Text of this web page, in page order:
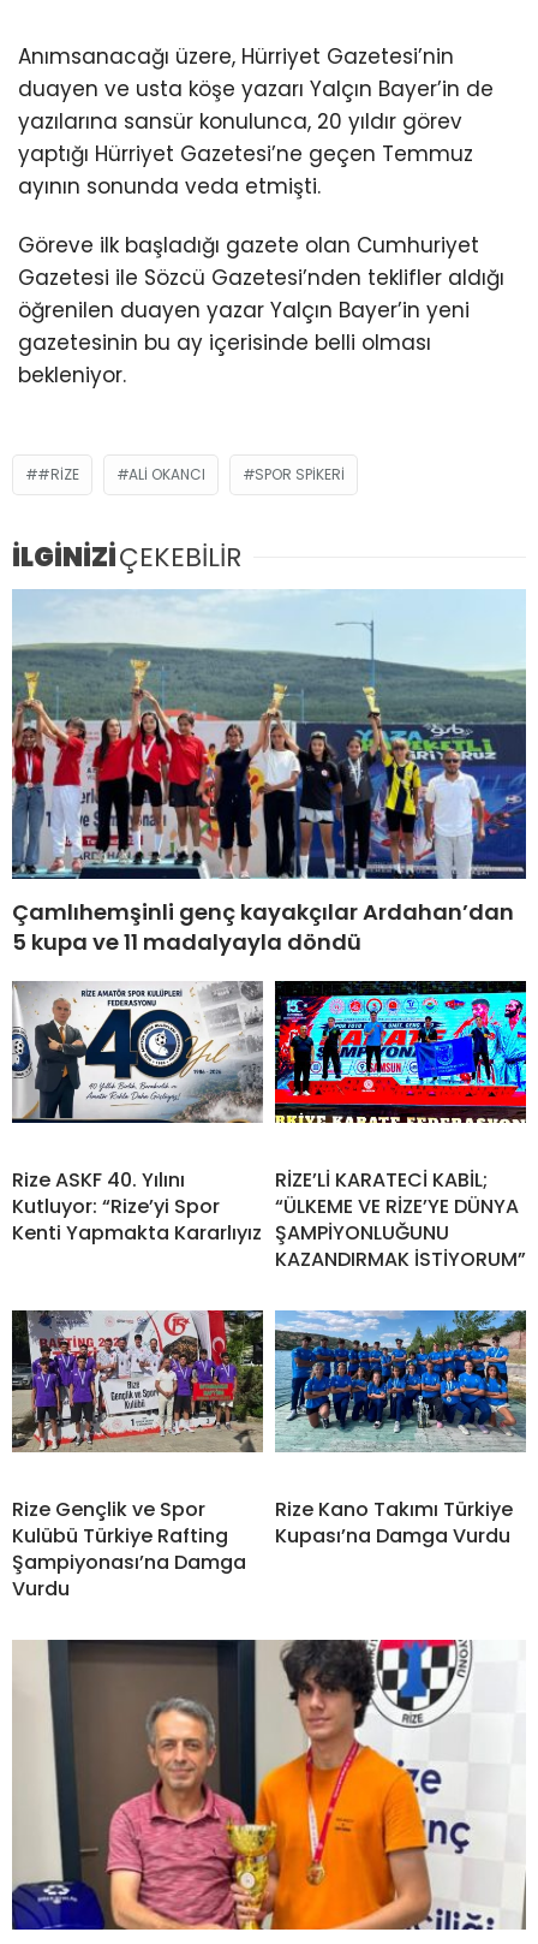
Anımsanacağı üzere, Hürriyet Gazetesi’nin
duayen ve usta köşe yazarı Yalçın Bayer’in de
yazılarına sansür konulunca, 20 yıldır görev
yaptığı Hürriyet Gazetesi’ne geçen Temmuz
ayının sonunda veda etmişti.
Göreve ilk başladığı gazete olan Cumhuriyet
Gazetesi ile Sözcü Gazetesi’nden teklifler aldığı
öğrenilen duayen yazar Yalçın Bayer’in yeni
gazetesinin bu ay içerisinde belli olması
bekleniyor.
#RIZE ALİ OKANCI SPOR SPIKERI
İLGİNİZİÇEKEBİLİR
Çamlıhemşinli genç kayakçılar Ardahan’dan
5 kupa ve 11 madalyayla döndü
Rize ASKF 40. Yılını
Kutluyor: “Rize’yi Spor
Kenti Yapmakta Kararlıyız
RİZE’Lİ KARATECİ KABİL;
“ÜLKEME VE RİZE’YE DÜNYA
ŞAMPİYONLUĞUNU
KAZANDIRMAK İSTİYORUM”
Rize Gençlik ve Spor
Kulübü Türkiye Rafting
Şampiyonası’na Damga
Vurdu
Rize Kano Takımı Türkiye
Kupası’na Damga Vurdu